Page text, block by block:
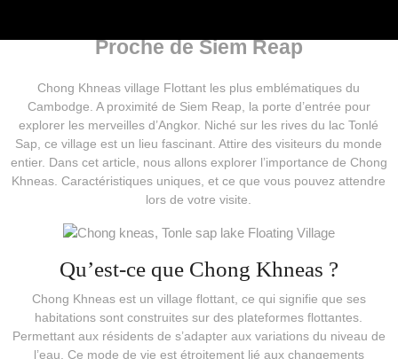
Proche de Siem Reap
Chong Khneas village Flottant les plus emblématiques du
Cambodge. A proximité de Siem Reap, la porte d’entrée pour
explorer les merveilles d’Angkor. Niché sur les rives du lac Tonlé
Sap, ce village est un lieu fascinant. Attire des visiteurs du monde
entier. Dans cet article, nous allons explorer l’importance de Chong
Khneas. Caractéristiques uniques, et ce que vous pouvez attendre
lors de votre visite.
Qu’est-ce que Chong Khneas ?
Chong Khneas est un village flottant, ce qui signifie que ses
habitations sont construites sur des plateformes flottantes.
Permettant aux résidents de s’adapter aux variations du niveau de
l’eau. Ce mode de vie est étroitement lié aux changements